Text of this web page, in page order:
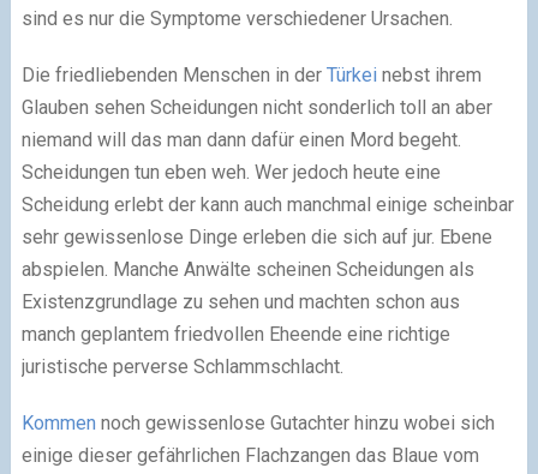
sind es nur die Symptome verschiedener Ursachen.
Die friedliebenden Menschen in der Türkeinebst ihrem
Glauben sehen Scheidungen nicht sonderlich toll an aber
niemand will das man dann dafür einen Mord begeht.
Scheidungen tun eben weh. Wer jedoch heute eine
Scheidung erlebt der kann auch manchmal einige scheinbar
sehr gewissenlose Dinge erleben die sich auf jur. Ebene
abspielen. Manche Anwälte scheinen Scheidungen als
Existenzgrundlage zu sehen und machten schon aus
manch geplantem friedvollen Eheende eine richtige
juristische perverse Schlammschlacht.
Kommen noch gewissenlose Gutachter hinzu wobei sich
einige dieser gefährlichen Flachzangen das Blaue vom